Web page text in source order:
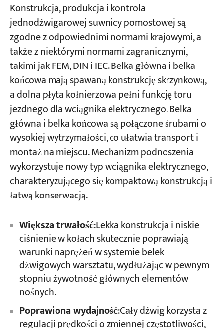
Projekty
Aktualności
Aplikacje
Skontaktuj się z nami
Konstrukcja, produkcja i kontrola
jednodźwigarowej suwnicy pomostowej są
zgodne z odpowiednimi normami krajowymi, a
także z niektórymi normami zagranicznymi,
takimi jak FEM, DIN i IEC. Belka główna i belka
końcowa mają spawaną konstrukcję skrzynkową,
a dolna płyta kołnierzowa pełni funkcję toru
jezdnego dla wciągnika elektrycznego. Belka
główna i belka końcowa są połączone śrubami o
wysokiej wytrzymałości, co ułatwia transport i
montaż na miejscu. Mechanizm podnoszenia
wykorzystuje nowy typ wciągnika elektrycznego,
charakteryzującego się kompaktową konstrukcją i
łatwą konserwacją.
Większa trwałość:Lekka konstrukcja i niskie
ciśnienie w kołach skutecznie poprawiają
warunki naprężeń w systemie belek
dźwigowych warsztatu, wydłużając w pewnym
stopniu żywotność głównych elementów
nośnych.
Poprawiona wydajność:Cały dźwig korzysta z
regulacji prędkości o zmiennej częstotliwości,